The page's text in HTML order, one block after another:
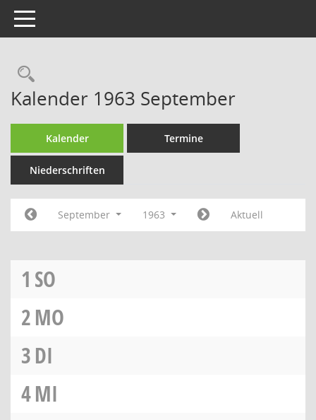
Toggle navigation
Rechercheauswahl
Kalender 1963 September
Kalender Termine
Niederschriften
September 1963 Aktuell
1 SO
2MO
3DI
4MI